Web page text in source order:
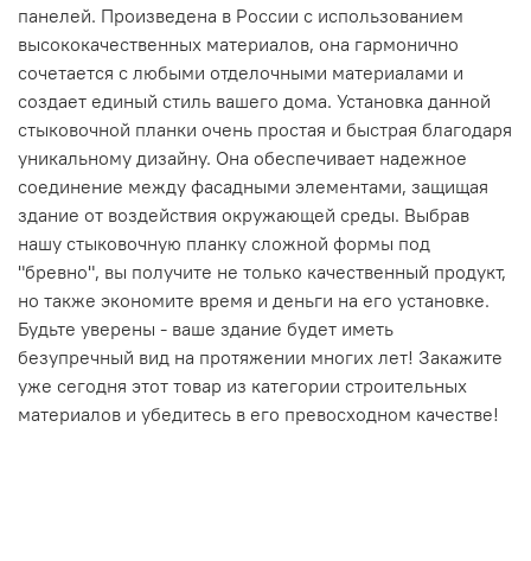
панелей. Произведена в России с использованием
высококачественных материалов, она гармонично
сочетается с любыми отделочными материалами и
создает единый стиль вашего дома. Установка данной
стыковочной планки очень простая и быстрая благодаря
уникальному дизайну. Она обеспечивает надежное
соединение между фасадными элементами, защищая
здание от воздействия окружающей среды. Выбрав
нашу стыковочную планку сложной формы под
"бревно", вы получите не только качественный продукт,
но также экономите время и деньги на его установке.
Будьте уверены - ваше здание будет иметь
безупречный вид на протяжении многих лет! Закажите
уже сегодня этот товар из категории строительных
материалов и убедитесь в его превосходном качестве!